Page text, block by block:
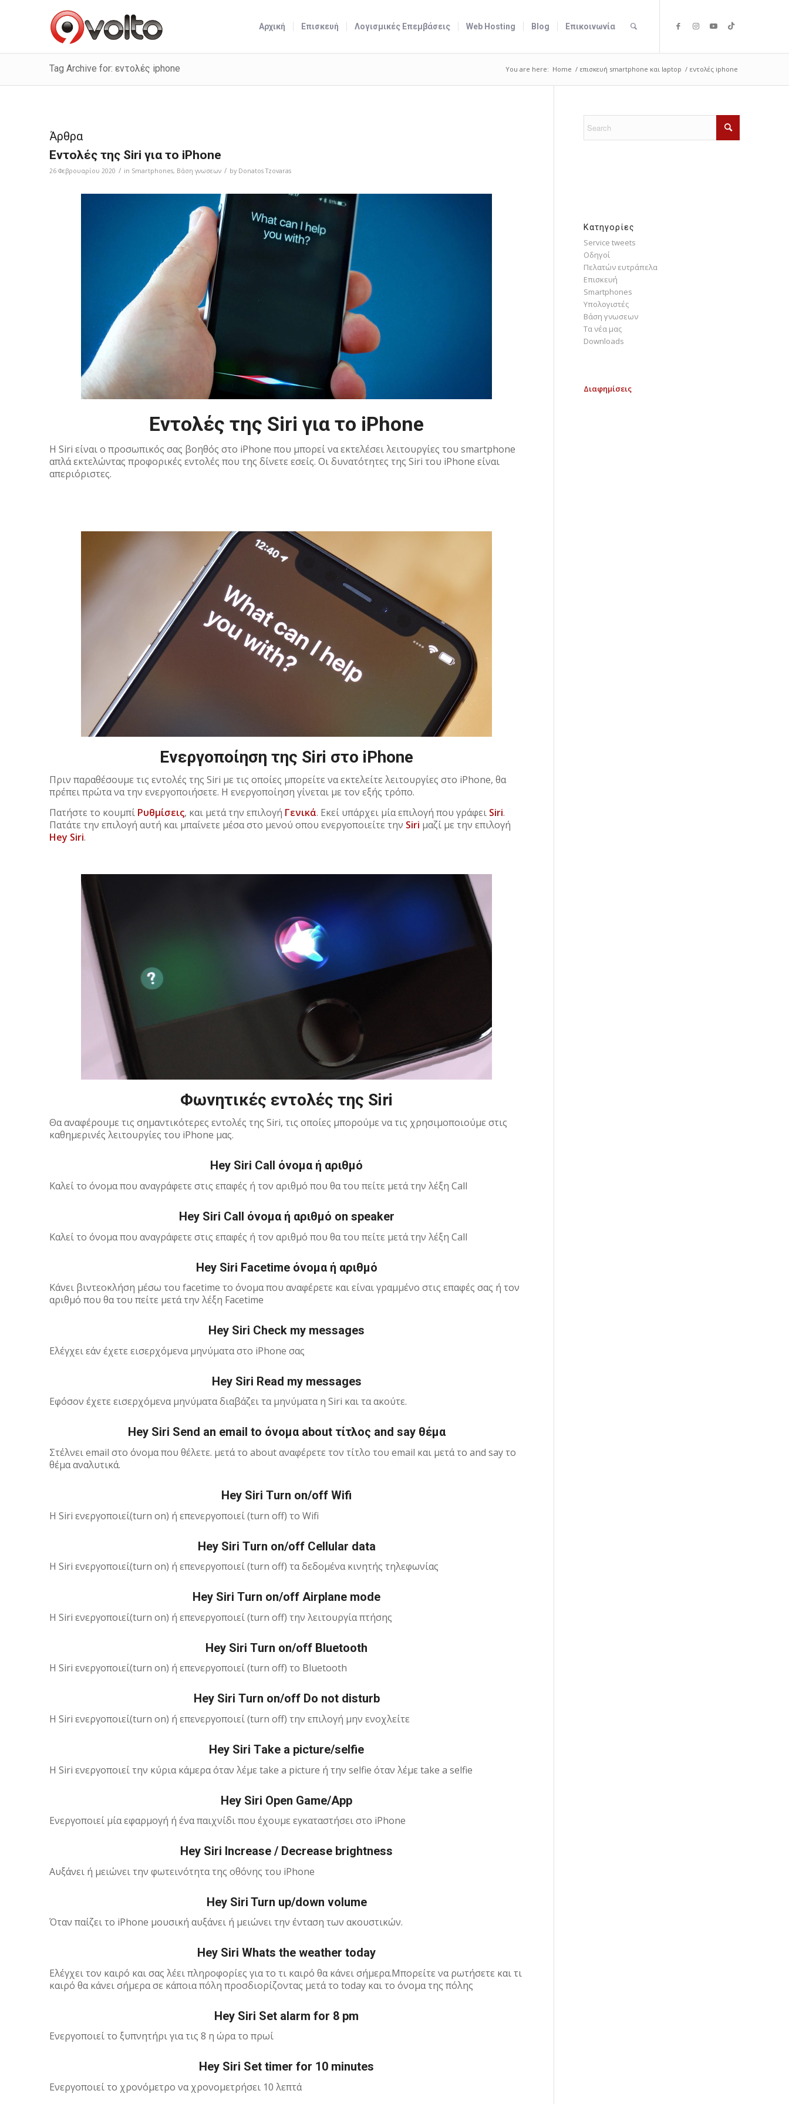
Αρχική Επισκευή Λογισμικές Επεμβάσεις Web Hosting Blog Επικοινωνία
Tag Archive for: εντολές iphone You are here: Home / επισκευή smartphone και laptop / εντολές iphone
Άρθρα
Εντολές της Siri για το iPhone
26 Φεβρουαρίου 2020 / in Smartphones, Bάση γνωσεων / by Donatos Tzovaras
Εντολές της Siri για το iPhone
H Siri είναι ο προσωπικός σας βοηθός στο iPhone που μπορεί να εκτελέσει λειτουργίες του smartphone
απλά εκτελώντας προφορικές εντολές που της δίνετε εσείς. Oι δυνατότητες της Siri του iPhone είναι
απεριόριστες.
Ενεργοποίηση της Siri στο iPhone
Πριν παραθέσουμε τις εντολές της Siri με τις οποίες μπορείτε να εκτελείτε λειτουργίες στο iPhone, θα
πρέπει πρώτα να την ενεργοποιήσετε. Η ενεργοποίηση γίνεται με τον εξής τρόπο.
Πατήστε το κουμπί Ρυθμίσεις, και μετά την επιλογή Γενικά. Εκεί υπάρχει μία επιλογή που γράφει Siri.
Πατάτε την επιλογή αυτή και μπαίνετε μέσα στο μενού οπου ενεργοποιείτε την Siri μαζί με την επιλογή
Hey Siri.
Φωνητικές εντολές της Siri
Θα αναφέρουμε τις σημαντικότερες εντολές της Siri, τις οποίες μπορούμε να τις χρησιμοποιούμε στις
καθημερινές λειτουργίες του iPhone μας.
Hey Siri Call όνομα ή αριθμό
Καλεί το όνομα που αναγράφετε στις επαφές ή τον αριθμό που θα του πείτε μετά την λέξη Call
Hey Siri Call όνομα ή αριθμό on speaker
Καλεί το όνομα που αναγράφετε στις επαφές ή τον αριθμό που θα του πείτε μετά την λέξη Call
Hey Siri Facetime όνομα ή αριθμό
Κάνει βιντεοκλήση μέσω του facetime το όνομα που αναφέρετε και είναι γραμμένο στις επαφές σας ή τον
αριθμό που θα του πείτε μετά την λέξη Facetime
Hey Siri Check my messages
Ελέγχει εάν έχετε εισερχόμενα μηνύματα στο iPhone σας
Hey Siri Read my messages
Εφόσον έχετε εισερχόμενα μηνύματα διαβάζει τα μηνύματα η Siri και τα ακούτε.
Hey Siri Send an email to όνομα about τίτλος and say θέμα
Στέλνει email στο όνομα που θέλετε. μετά το about αναφέρετε τον τίτλο του email και μετά το and say το
θέμα αναλυτικά.
Hey Siri Τurn on/off Wifi
H Siri ενεργοποιεί(turn on) ή επενεργοποιεί (turn off) το Wifi
Hey Siri Τurn on/off Cellular data
H Siri ενεργοποιεί(turn on) ή επενεργοποιεί (turn off) τα δεδομένα κινητής τηλεφωνίας
Hey Siri Τurn on/off Airplane mode
H Siri ενεργοποιεί(turn on) ή επενεργοποιεί (turn off) την λειτουργία πτήσης
Hey Siri Τurn on/off Bluetooth
H Siri ενεργοποιεί(turn on) ή επενεργοποιεί (turn off) το Bluetooth
Hey Siri Τurn on/off Do not disturb
H Siri ενεργοποιεί(turn on) ή επενεργοποιεί (turn off) την επιλογή μην ενοχλείτε
Hey Siri Τake a picture/selfie
Η Siri ενεργοποιεί την κύρια κάμερα όταν λέμε take a picture ή την selfie όταν λέμε take a selfie
Hey Siri Open Game/App
Ενεργοποιεί μία εφαρμογή ή ένα παιχνίδι που έχουμε εγκαταστήσει στο iPhone
Hey Siri Increase / Decrease brightness
Αυξάνει ή μειώνει την φωτεινότητα της οθόνης του iPhone
Hey Siri Turn up/down volume
Όταν παίζει το iPhone μουσική αυξάνει ή μειώνει την ένταση των ακουστικών.
Hey Siri Whats the weather today
Ελέγχει τον καιρό και σας λέει πληροφορίες για το τι καιρό θα κάνει σήμερα.Μπορείτε να ρωτήσετε και τι
καιρό θα κάνει σήμερα σε κάποια πόλη προσδιορίζοντας μετά το today και το όνομα της πόλης
Hey Siri Set alarm for 8 pm
Ενεργοποιεί το ξυπνητήρι για τις 8 η ώρα το πρωί
Hey Siri Set timer for 10 minutes
Ενεργοποιεί το χρονόμετρο να χρονομετρήσει 10 λεπτά
Kατηγορίες
Service tweets
Οδηγοί
Πελατών ευτράπελα
Επισκευή
Smartphones
Υπολογιστές
Bάση γνωσεων
Τα νέα μας
Downloads
Διαφημίσεις